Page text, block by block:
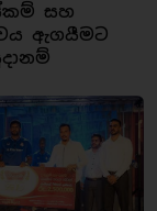
සහ
ඇගයීමට